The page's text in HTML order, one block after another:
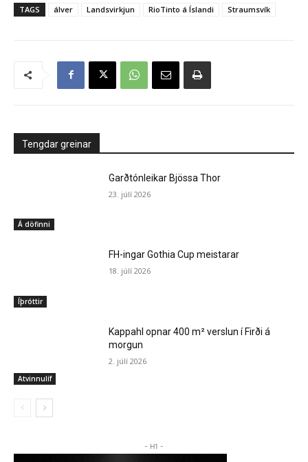
TAGS álver Landsvirkjun RioTinto á Íslandi Straumsvík
Tengdar greinar
Á döfinni
Garðtónleikar Bjössa Thor
23. júlí 2026
Íþróttir
FH-ingar Gothia Cup meistarar
18. júlí 2026
Atvinnulíf
Kappahl opnar 400 m² verslun í Firði á
morgun
2. júlí 2026
- H1 -